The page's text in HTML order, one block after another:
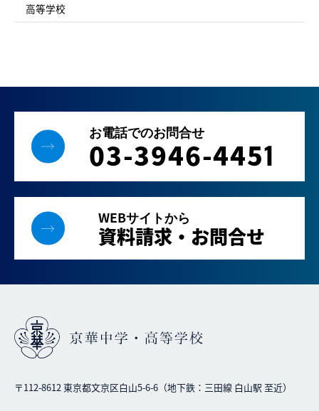
高等学校
お電話でのお問合せ
03-3946-4451
WEBサイトから
資料請求・お問合せ
〒112-8612 東京都文京区白山5-6-6（地下鉄：三田線 白山駅 至近）